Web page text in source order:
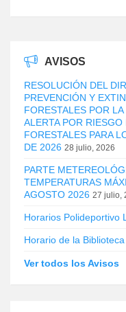
AVISOS
RESOLUCIÓN DEL
PREVENCIÓN Y
FORESTALES POR
ALERTA POR
FORESTALES PARA
DE 2026 28 julio, 2026
PARTE
TEMPERATURAS
AGOSTO 2026 27 julio,
Horarios Polideportivo
Horario de la
Ver todos los Avisos